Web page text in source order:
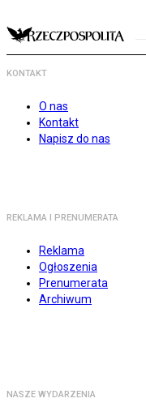
KONTAKT
O nas
Kontakt
Napisz do nas
REKLAMA I PRENUMERATA
Reklama
Ogłoszenia
Prenumerata
Archiwum
NASZE WYDARZENIA